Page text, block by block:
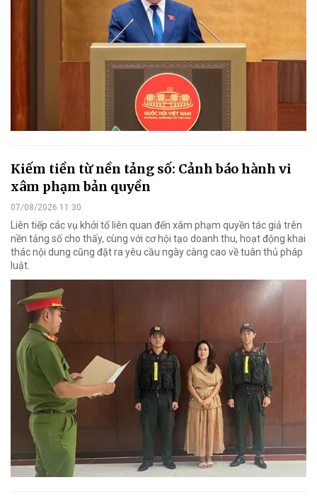
Kiếm tiền từ nền tảng số: Cảnh báo hành vi
xâm phạm bản quyền
07/08/2026 11:30
Liên tiếp các vụ khởi tố liên quan đến xâm phạm quyền tác giả trên
nền tảng số cho thấy, cùng với cơ hội tạo doanh thu, hoạt động khai
thác nội dung cũng đặt ra yêu cầu ngày càng cao về tuân thủ pháp
luật.